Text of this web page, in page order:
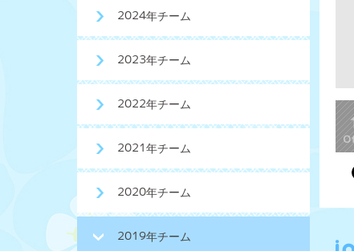
2024年チーム
2023年チーム
2022年チーム
2021年チーム
2020年チーム
2019年チーム